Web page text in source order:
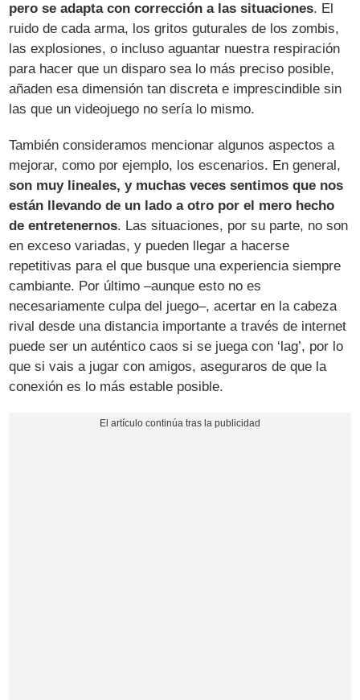
pero se adapta con corrección a las situaciones. El
ruido de cada arma, los gritos guturales de los zombis,
las explosiones, o incluso aguantar nuestra respiración
para hacer que un disparo sea lo más preciso posible,
añaden esa dimensión tan discreta e imprescindible sin
las que un videojuego no sería lo mismo.
También consideramos mencionar algunos aspectos a
mejorar, como por ejemplo, los escenarios. En general,
son muy lineales, y muchas veces sentimos que nos
están llevando de un lado a otro por el mero hecho
de entretenernos. Las situaciones, por su parte, no son
en exceso variadas, y pueden llegar a hacerse
repetitivas para el que busque una experiencia siempre
cambiante. Por último –aunque esto no es
necesariamente culpa del juego–, acertar en la cabeza
rival desde una distancia importante a través de internet
puede ser un auténtico caos si se juega con ‘lag’, por lo
que si vais a jugar con amigos, aseguraros de que la
conexión es lo más estable posible.